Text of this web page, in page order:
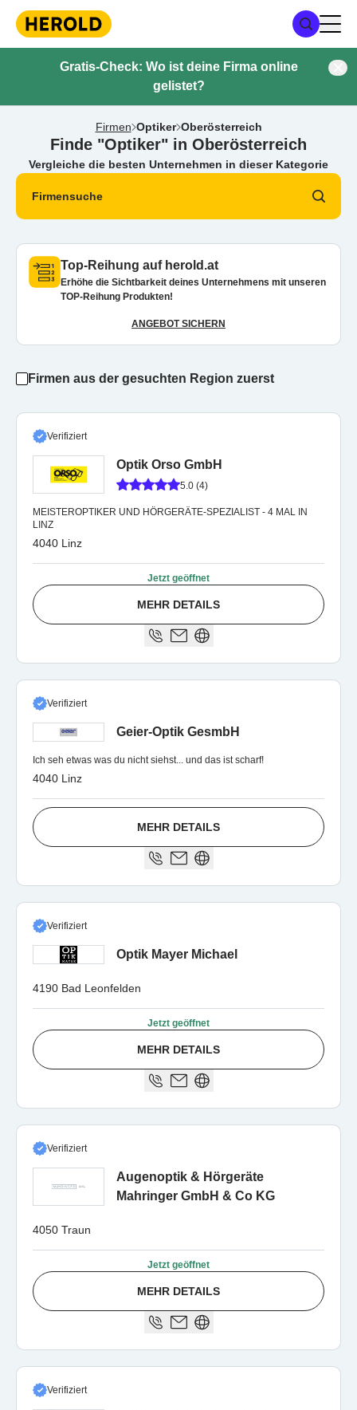
Gratis-Check: Wo ist deine Firma online
gelistet?
Firmen Optiker Oberösterreich
Finde "Optiker" in Oberösterreich
Vergleiche die besten Unternehmen in dieser Kategorie
Firmensuche
Top-Reihung auf herold.at
Erhöhe die Sichtbarkeit deines Unternehmens mit unseren
TOP-Reihung Produkten!
ANGEBOT SICHERN
Firmen aus der gesuchten Region zuerst
Verifiziert
Optik Orso GmbH
5.0 (4)
MEISTEROPTIKER UND HÖRGERÄTE-SPEZIALIST - 4 MAL IN
LINZ
4040 Linz
Jetzt geöffnet
MEHR DETAILS
Verifiziert
Geier-Optik GesmbH
Ich seh etwas was du nicht siehst... und das ist scharf!
4040 Linz
MEHR DETAILS
Verifiziert
Optik Mayer Michael
4190 Bad Leonfelden
Jetzt geöffnet
MEHR DETAILS
Verifiziert
Augenoptik & Hörgeräte
Mahringer GmbH & Co KG
4050 Traun
Jetzt geöffnet
MEHR DETAILS
Verifiziert